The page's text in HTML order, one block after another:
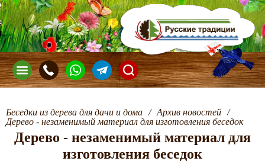
Беседки из дерева для дачи и дома / Архив новостей /
Дерево - незаменимый материал для изготовления беседок
Дерево - незаменимый материал для
изготовления беседок